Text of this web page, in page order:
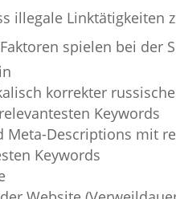
illegale
spielen bei der
korrekter
Keywords
Meta-Descriptions mit
Keywords